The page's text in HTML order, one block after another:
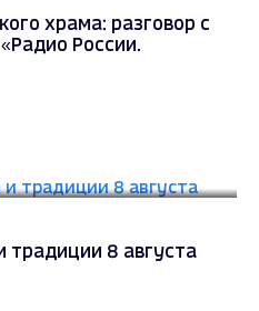
храма: разговор с
России.
традиции 8 августа